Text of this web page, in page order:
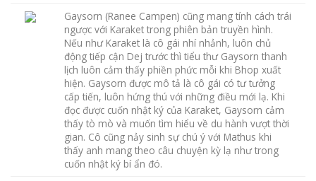
Gaysorn (Ranee Campen) cũng mang tính cách trái
ngược với Karaket trong phiên bản truyền hình.
Nếu như Karaket là cô gái nhí nhảnh, luôn chủ
động tiếp cận Dej trước thì tiểu thư Gaysorn thanh
lịch luôn cảm thấy phiền phức mỗi khi Bhop xuất
hiện. Gaysorn được mô tả là cô gái có tư tưởng
cấp tiến, luôn hứng thú với những điều mới lạ. Khi
đọc được cuốn nhật ký của Karaket, Gaysorn cảm
thấy tò mò và muốn tìm hiểu về du hành vượt thời
gian. Cô cũng nảy sinh sự chú ý với Mathus khi
thấy anh mang theo câu chuyện kỳ lạ như trong
cuốn nhật ký bí ẩn đó.